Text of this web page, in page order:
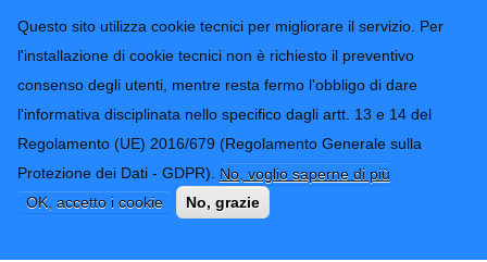
Questo sito utilizza cookie tecnici per migliorare il servizio. Per
l'installazione di cookie tecnici non è richiesto il preventivo
consenso degli utenti, mentre resta fermo l'obbligo di dare
l'informativa disciplinata nello specifico dagli artt. 13 e 14 del
Regolamento (UE) 2016/679 (Regolamento Generale sulla
Protezione dei Dati - GDPR). No, voglio saperne di più
OK, accetto i cookie
No, grazie
Provincia di
Imperia
CONTATTI-URP
TRASPARENZA
Form di ricerca
Elezioni 2019 - Chi può essere eletto -
Elettorato passivo